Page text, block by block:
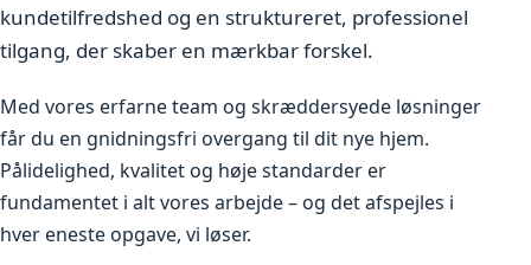
kundetilfredshed og en struktureret, professionel
tilgang, der skaber en mærkbar forskel.
Med vores erfarne team og skræddersyede løsninger
får du en gnidningsfri overgang til dit nye hjem.
Pålidelighed, kvalitet og høje standarder er
fundamentet i alt vores arbejde – og det afspejles i
hver eneste opgave, vi løser.